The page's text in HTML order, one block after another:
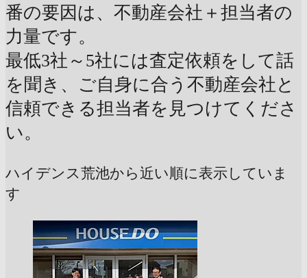
番の要因は、不動産会社＋担当者の
力量です。
最低3社～5社には査定依頼をして話
を聞き、ご自身に合う不動産会社と
信頼できる担当者を見つけてくださ
い。
ハイデンス荒池から近い順に表示していま
す